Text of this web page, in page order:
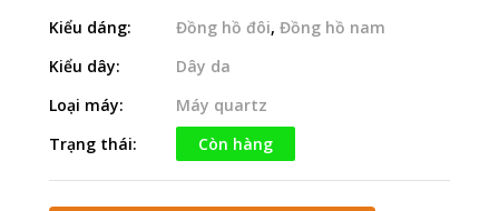
Kiểu dáng:
Đồng hồ đôi, Đồng hồ nam
Kiểu dây:
Dây da
Loại máy:
Máy quartz
Trạng thái:
Còn hàng